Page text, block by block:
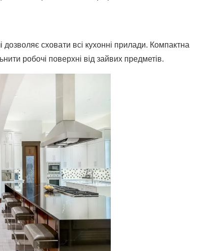
сховати всі кухонні прилади. Компактна
робочі поверхні від зайвих предметів.